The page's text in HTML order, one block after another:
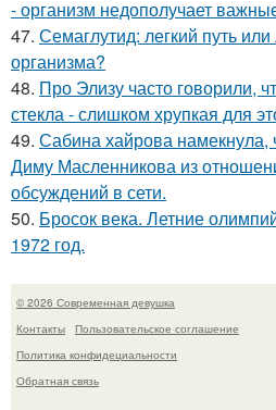
- организм недополучает
47. Семаглутид: легкий путь
организма?
48. Про Элизу часто говорили,
стекла - слишком хрупкая для
49. Сабина хайрова намекнула,
Диму Масленникова из
обсуждений в сети.
50. Бросок века. Летние
1972 год.
© 2026 Современная девушка
Контакты
Пользовательское соглашение
Политика конфидециальности
Обратная связь